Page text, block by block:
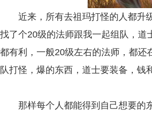
近来，所有去祖玛打怪的人都升级
找了个20级的法师跟我一起组队，
都有利，一般20级左右的法师，都
队打怪，爆的东西，道士要装备，钱
那样每个人都能得到自己想要的东